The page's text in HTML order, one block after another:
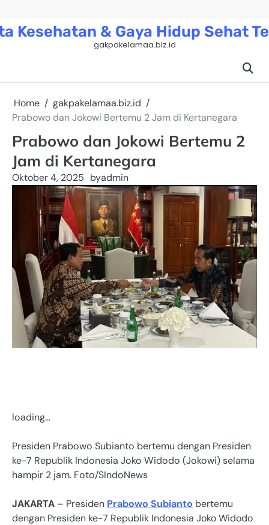
content
Kesehatan & Gaya Hidup Sehat
gakpakelamaa.biz.id
Home
gakpakelamaa.biz.id
Prabowo dan Jokowi Bertemu 2 Jam di Kertanegara
Prabowo dan Jokowi Bertemu 2
Jam di Kertanegara
Oktober 4, 2025 byadmin
loading…
Presiden Prabowo Subianto bertemu dengan Presiden
ke-7 Republik Indonesia Joko Widodo (Jokowi) selama
hampir 2 jam. Foto/SIndoNews
JAKARTA – Presiden Prabowo Subianto bertemu
dengan Presiden ke-7 Republik Indonesia Joko Widodo